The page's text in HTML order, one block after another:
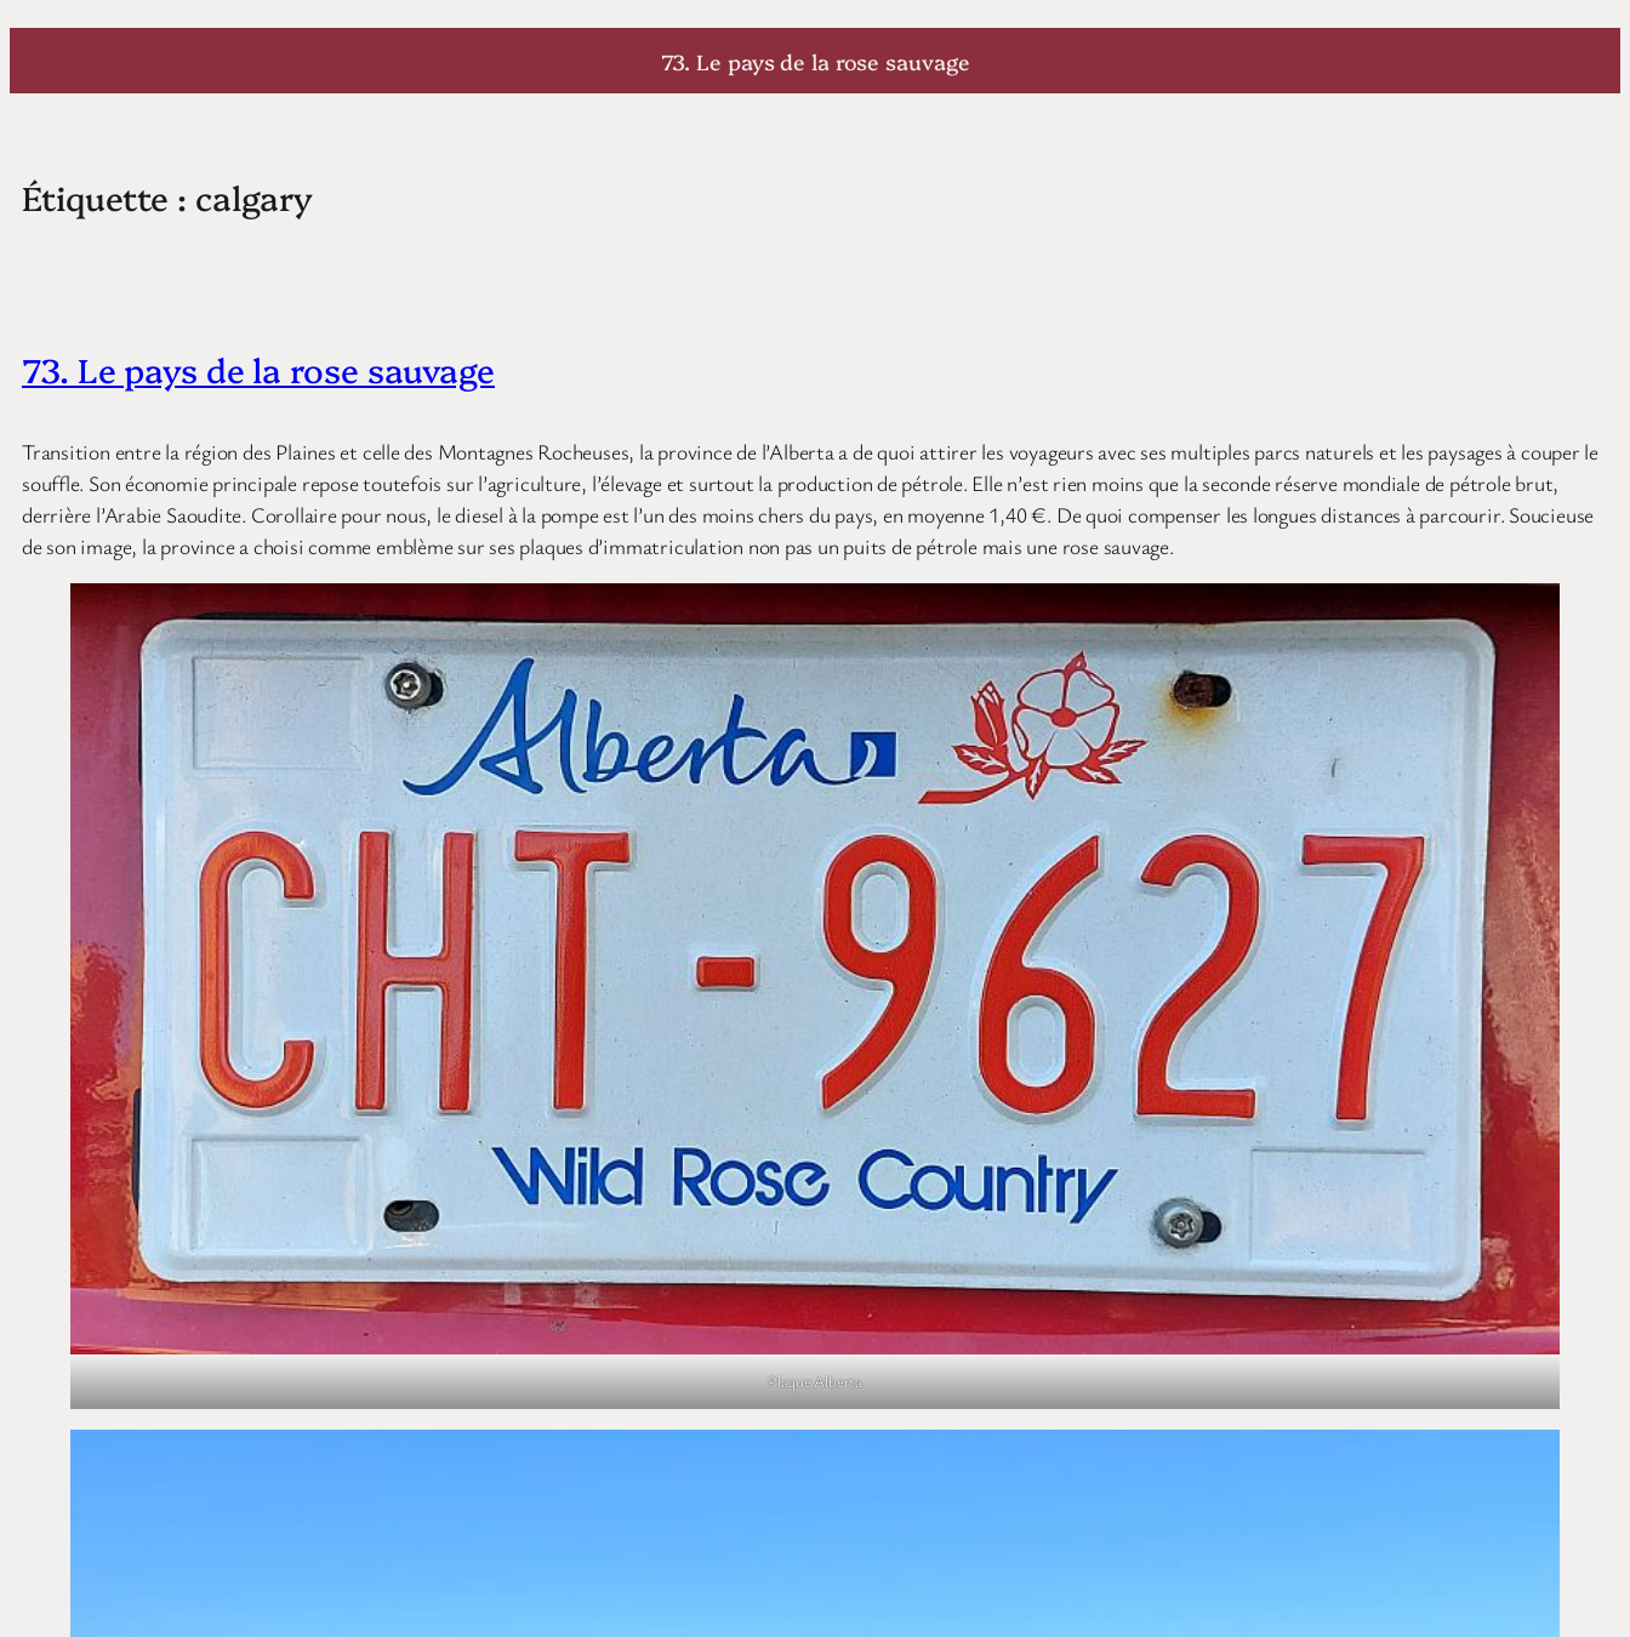
Aller
contenu
73. Le pays de la rose sauvage
Étiquette : calgary
73. Le pays de la rose sauvage
Transition entre la région des Plaines et celle des Montagnes Rocheuses, la province de l’Alberta a de quoi attirer les voyageurs avec ses multiples parcs naturels et les paysages à couper le
souffle. Son économie principale repose toutefois sur l’agriculture, l’élevage et surtout la production de pétrole. Elle n’est rien moins que la seconde réserve mondiale de pétrole brut,
derrière l’Arabie Saoudite. Corollaire pour nous, le diesel à la pompe est l’un des moins chers du pays, en moyenne 1,40 €. De quoi compenser les longues distances à parcourir. Soucieuse
de son image, la province a choisi comme emblème sur ses plaques d’immatriculation non pas un puits de pétrole mais une rose sauvage.
Plaque Alberta